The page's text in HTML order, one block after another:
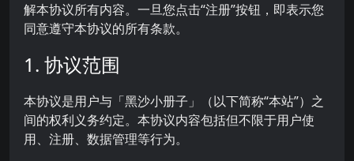
解本协议所有内容。一旦您点击“注册”按钮，即表示您
同意遵守本协议的所有条款。
1. 协议范围
本协议是用户与「黑沙小册子」（以下简称“本站”）之
间的权利义务约定。本协议内容包括但不限于用户使
用、注册、数据管理等行为。